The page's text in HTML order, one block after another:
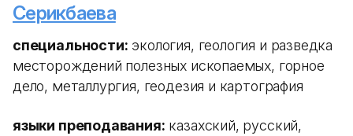
Серикбаева
специальности: экология, геология и разведка
месторождений полезных ископаемых, горное
дело, металлургия, геодезия и картография
языки преподавания: казахский, русский,